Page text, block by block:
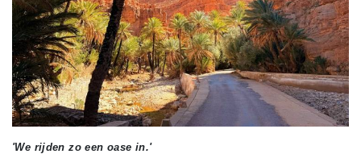
'We rijden zo een oase in.'